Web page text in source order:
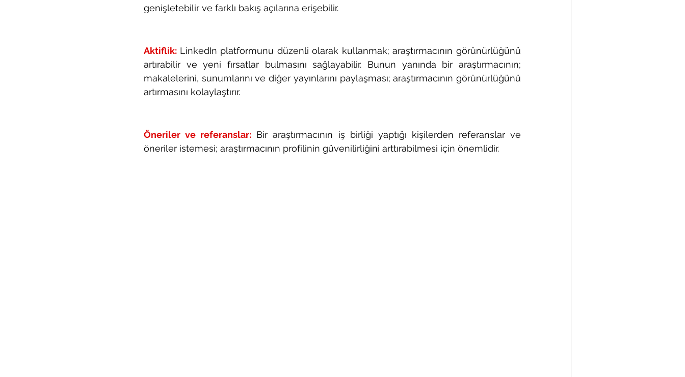
genişletebilir ve farklı bakış açılarına erişebilir.
Aktiflik: LinkedIn platformunu düzenli olarak kullanmak; araştırmacının görünürlüğünü
artırabilir ve yeni fırsatlar bulmasını sağlayabilir. Bunun yanında bir araştırmacının;
makalelerini, sunumlarını ve diğer yayınlarını paylaşması; araştırmacının görünürlüğünü
artırmasını kolaylaştırır.
Öneriler ve referanslar: Bir araştırmacının iş birliği yaptığı kişilerden referanslar ve
öneriler istemesi; araştırmacının profilinin güvenilirliğini arttırabilmesi için önemlidir.